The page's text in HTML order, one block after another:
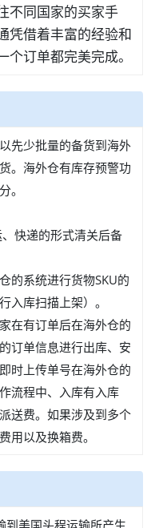
不同国家的买家手
凭借着丰富的经验和
订单都完美完成。
先少批量的备货到海外
。海外仓有库存预警功
。
快递的形式清关后备
的系统进行货物SKU的
入库扫描上架）。
在有订单后在海外仓的
订单信息进行出库、安
时上传单号在海外仓的
流程中、入库有入库
送费。如果涉及到多个
用以及换箱费。
到美国头程运输所产生